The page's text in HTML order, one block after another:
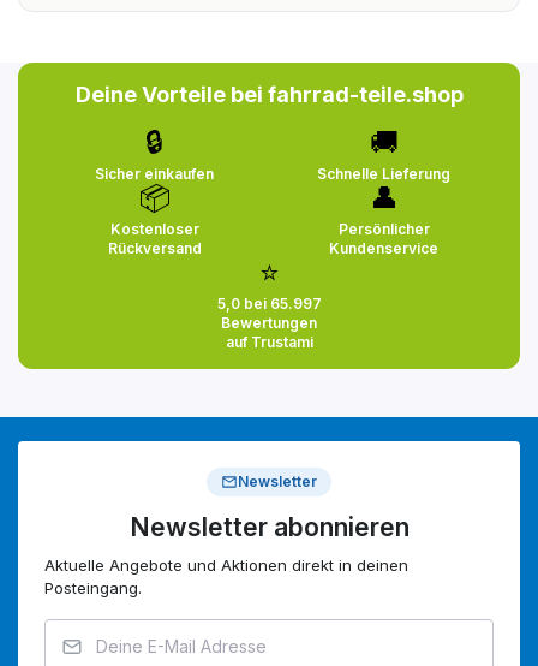
Deine Vorteile bei fahrrad-teile.shop
🔒
Sicher einkaufen
🚚
Schnelle Lieferung
📦
Kostenloser
Rückversand
👤
Persönlicher
Kundenservice
⭐
5,0 bei 65.997
Bewertungen
auf Trustami
Newsletter
Newsletter abonnieren
Aktuelle Angebote und Aktionen direkt in deinen
Posteingang.